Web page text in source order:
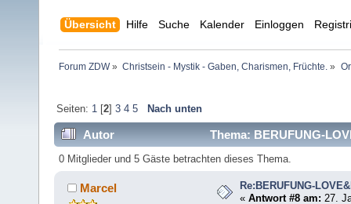
Übersicht Hilfe Suche Kalender Einloggen
Forum ZDW» Christsein - Mystik - Gaben, Charismen, Früchte. »
Seiten: 1[2] 3 4 5 Nach unten
Autor Thema: BERUFUNG-
0 Mitglieder und 5 Gäste betrachten dieses Thema.
Marcel
Re:BERUFUNG-
«Antwort #8 am: 27.